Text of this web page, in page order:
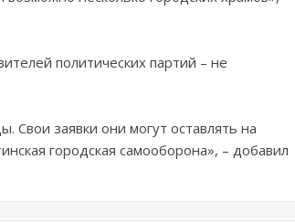
политических партий – не
Свои заявки они могут оставлять на
городская самооборона», – добавил